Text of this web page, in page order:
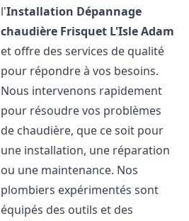
l'Installation Dépannage
chaudière Frisquet L'Isle Adam
et offre des services de qualité
pour répondre à vos besoins.
Nous intervenons rapidement
pour résoudre vos problèmes
de chaudière, que ce soit pour
une installation, une réparation
ou une maintenance. Nos
plombiers expérimentés sont
équipés des outils et des